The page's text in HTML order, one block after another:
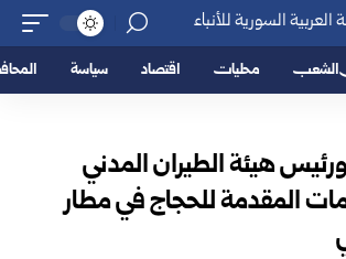
محليات اقتصاد سياسة
هيئة الطيران المدني
المقدمة للحجاج في مطار